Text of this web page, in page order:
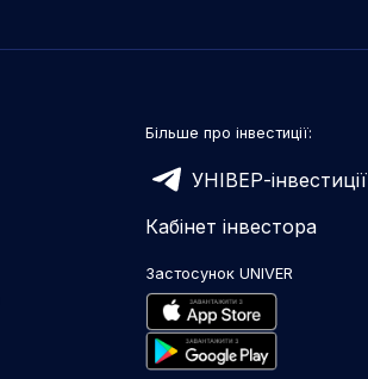
Більше про інвестиції:
УНІВЕР-інвестиції
Кабінет інвестора
Застосунок UNIVER